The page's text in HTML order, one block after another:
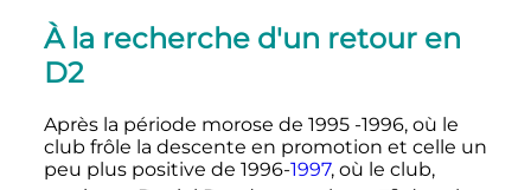
À la recherche d'un retour en
D2
Après la période morose de 1995 -1996, où le
club frôle la descente en promotion et celle un
peu plus positive de 1996-1997, où le club,